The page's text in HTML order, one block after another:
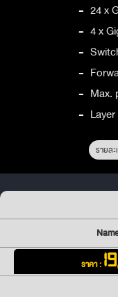
- 24 x
- 4 x
-
-
- Max.
-
รายล
ราคา :